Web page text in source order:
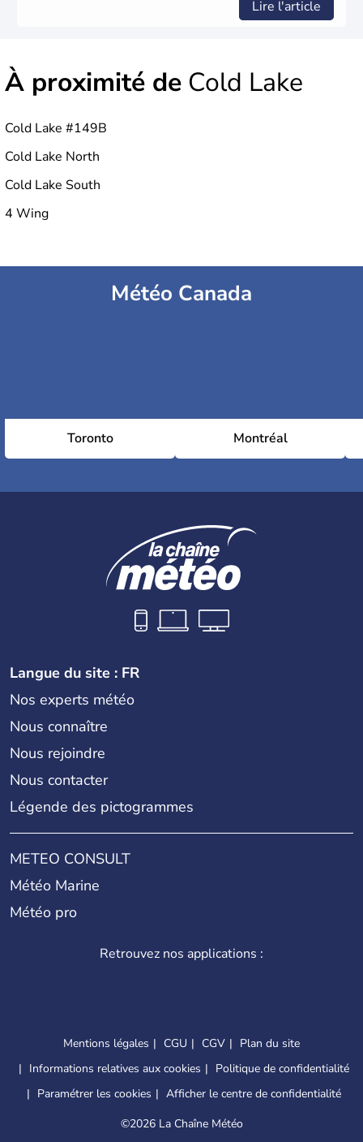
Lire l'article
À proximité de Cold Lake
Cold Lake #149B
Cold Lake North
Cold Lake South
4 Wing
Météo Canada
Toronto Montréal
Langue du site : FR
Nos experts météo
Nous connaître
Nous rejoindre
Nous contacter
Légende des pictogrammes
METEO CONSULT
Météo Marine
Météo pro
Retrouvez nos applications :
Mentions légales CGU CGV
Plan du site
Informations relatives aux cookies
Politique de confidentialité
Paramétrer les cookies
Afficher le centre de confidentialité
©2026 La Chaîne Météo